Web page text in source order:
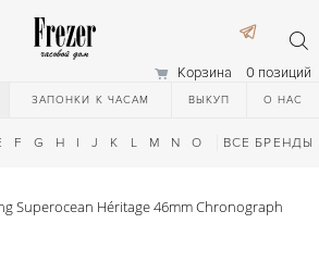
Корзина 0 позиций
ЗАПОНКИ К ЧАСАМ ВЫКУП О НАС
F G H I J K L M N O Q R S T
ВСЕ БРЕНДЫ
Superocean Héritage 46mm Chronograph